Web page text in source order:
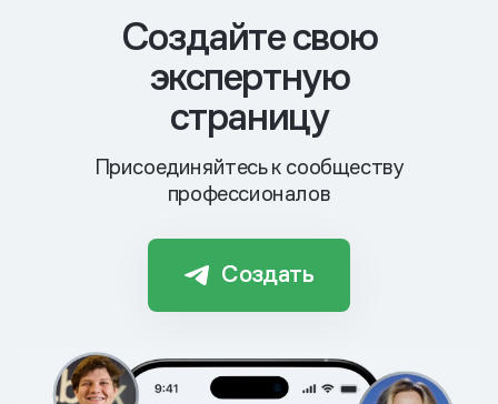
Cоздайте свою
экспертную
страницу
Присоединяйтесь к сообществу
профессионалов
Создать